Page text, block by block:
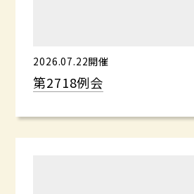
2026.07.22開催
第2718例会